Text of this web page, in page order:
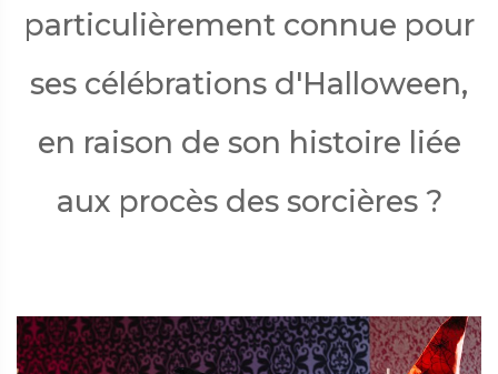
particulièrement connue pour
ses célébrations d'Halloween,
en raison de son histoire liée
aux procès des sorcières ?